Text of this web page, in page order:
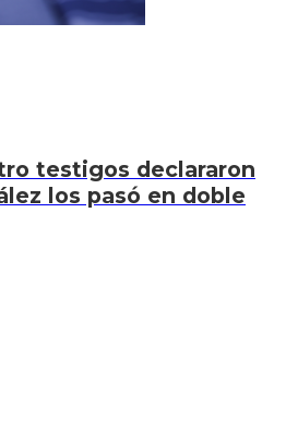
testigos declararon
los pasó en doble